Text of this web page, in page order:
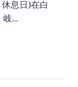
息日)在白
...